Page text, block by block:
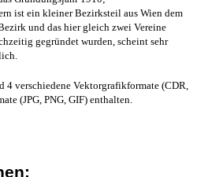
ist ein kleiner Bezirksteil aus Wien dem
und das hier gleich zwei Vereine
gegründet wurden, scheint sehr
4 verschiedene Vektorgrafikformate (CDR,
(JPG, PNG, GIF) enthalten.